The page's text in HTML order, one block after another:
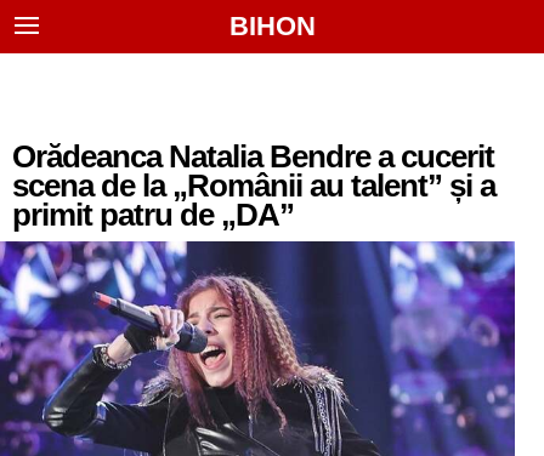
BIHON
Orădeanca Natalia Bendre a cucerit
scena de la „Românii au talent” și a
primit patru de „DA”